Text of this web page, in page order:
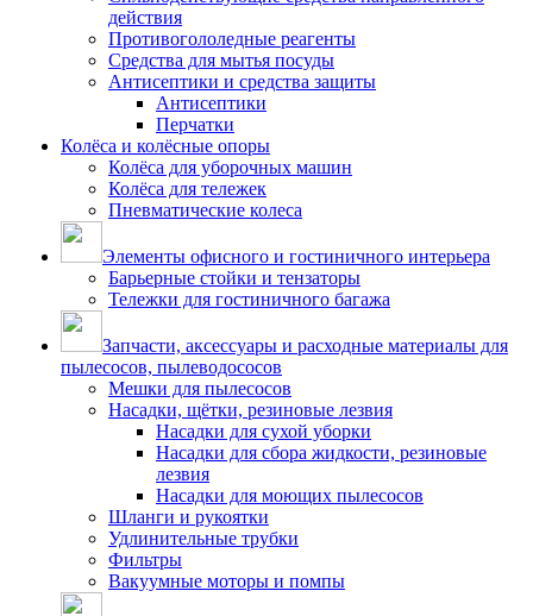
действия
Противогололедные реагенты
Средства для мытья посуды
Антисептики и средства защиты
Антисептики
Перчатки
Колёса и колёсные опоры
Колёса для уборочных машин
Колёса для тележек
Пневматические колеса
Элементы офисного и гостиничного интерьера
Барьерные стойки и тензаторы
Тележки для гостиничного багажа
Запчасти, аксессуары и расходные материалы для
пылесосов, пылеводососов
Мешки для пылесосов
Насадки, щётки, резиновые лезвия
Насадки для сухой уборки
Насадки для сбора жидкости, резиновые
лезвия
Насадки для моющих пылесосов
Шланги и рукоятки
Удлинительные трубки
Фильтры
Вакуумные моторы и помпы